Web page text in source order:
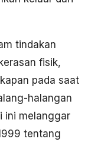
tindakan
fisik,
pada saat
halangan
ini melanggar
tentang